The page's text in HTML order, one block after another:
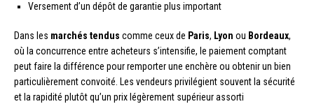
Versement d’un dépôt de garantie plus important
Dans les marchés tendus comme ceux de Paris, Lyon ou Bordeaux,
où la concurrence entre acheteurs s’intensifie, le paiement comptant
peut faire la différence pour remporter une enchère ou obtenir un bien
particulièrement convoité. Les vendeurs privilégient souvent la sécurité
et la rapidité plutôt qu’un prix légèrement supérieur assorti